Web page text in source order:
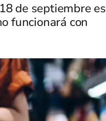
de septiembre es
funcionará con